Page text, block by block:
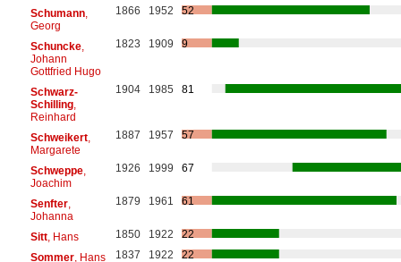
Schumann,
Georg
1866 1952 52
Schuncke,
Johann
Gottfried Hugo
1823 1909 9
Schwarz-
Schilling,
Reinhard
1904 1985 81
Schweikert,
Margarete
1887 1957 57
Schweppe,
Joachim
1926 1999 67
Senfter,
Johanna
1879 1961 61
Sitt, Hans 1850 1922
22
Sommer, Hans 1837 1922
22